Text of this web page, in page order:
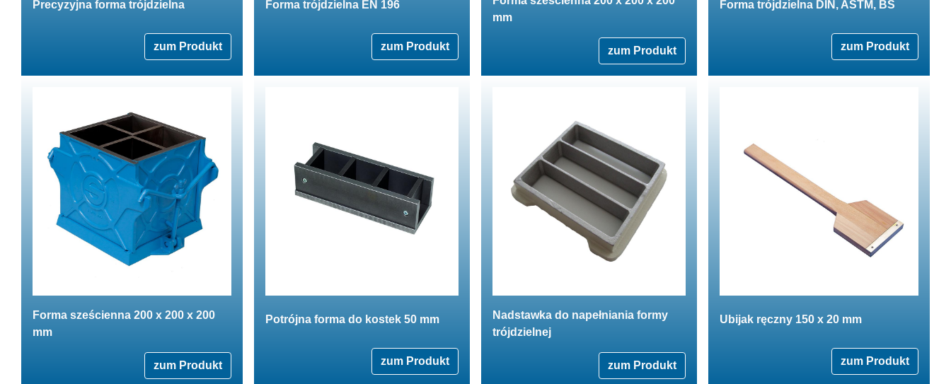
Precyzyjna forma trójdzielna
zum Produkt
Forma trójdzielna EN 196
zum Produkt
mm
zum Produkt
Forma trójdzielna DIN, ASTM, BS
zum Produkt
Forma sześcienna 200 x 200 x 200
mm
zum Produkt
Potrójna forma do kostek 50 mm
zum Produkt
Nadstawka do napełniania formy
trójdzielnej
zum Produkt
Ubijak ręczny 150 x 20 mm
zum Produkt